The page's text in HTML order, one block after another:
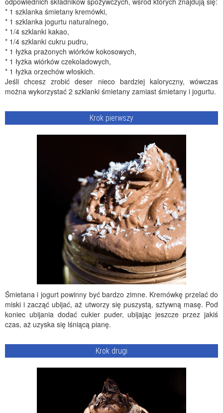
* 1 szklanka śmietany kremówki,
* 1 szklanka jogurtu naturalnego,
* 1/4 szklanki kakao,
* 1/4 szklanki cukru pudru,
* 1 łyżka prażonych wiórków kokosowych,
* 1 łyżka wiórków czekoladowych,
* 1 łyżka orzechów włoskich.
Jeśli chcesz zrobić deser nieco bardziej kaloryczny, wówczas
można wykorzystać 2 szklanki śmietany zamiast śmietany i jogurtu.
Krok pierwszy
Śmietana i jogurt powinny być bardzo zimne. Kremówkę przelać do
miski i zacząć ubijać, aż utworzy się puszystą, sztywną masę. Pod
koniec ubijania dodać cukier puder, ubijając jeszcze przez jakiś
czas, aż uzyska się lśniącą pianę.
Krok drugi